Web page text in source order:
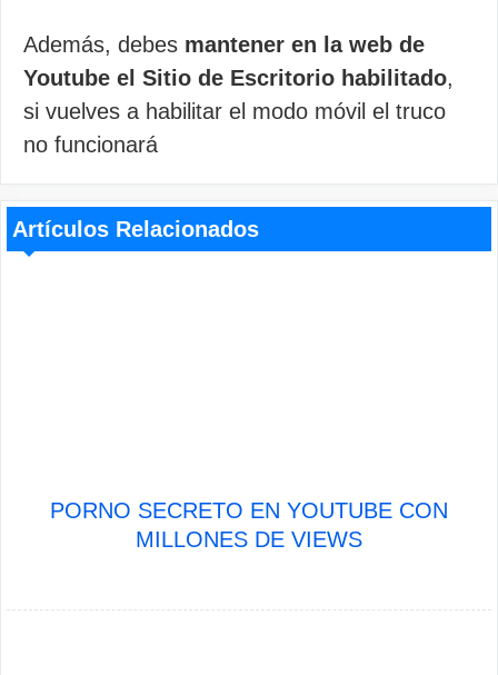
Además, debes mantener en la web de
Youtube el Sitio de Escritorio habilitado,
si vuelves a habilitar el modo móvil el truco
no funcionará
Artículos Relacionados
PORNO SECRETO EN YOUTUBE CON
MILLONES DE VIEWS